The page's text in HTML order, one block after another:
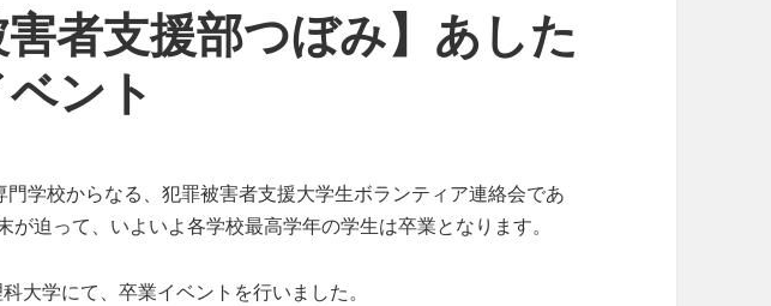
害者支援部つぼみ】あした
ント
門学校からなる、犯罪被害者支援大学生ボランティア連絡会であ
が迫って、いよいよ各学校最高学年の学生は卒業となります。
大学にて、卒業イベントを行いました。